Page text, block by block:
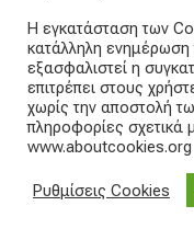
Public Opinion -
A theme by
Η εγκατάσταση των
κατάλληλη ενημέρωση
εξασφαλιστεί η
επιτρέπει στους
χωρίς την αποστολή
πληροφορίες σχετικά
www.aboutcookies.org
Ρυθμίσεις Cookies